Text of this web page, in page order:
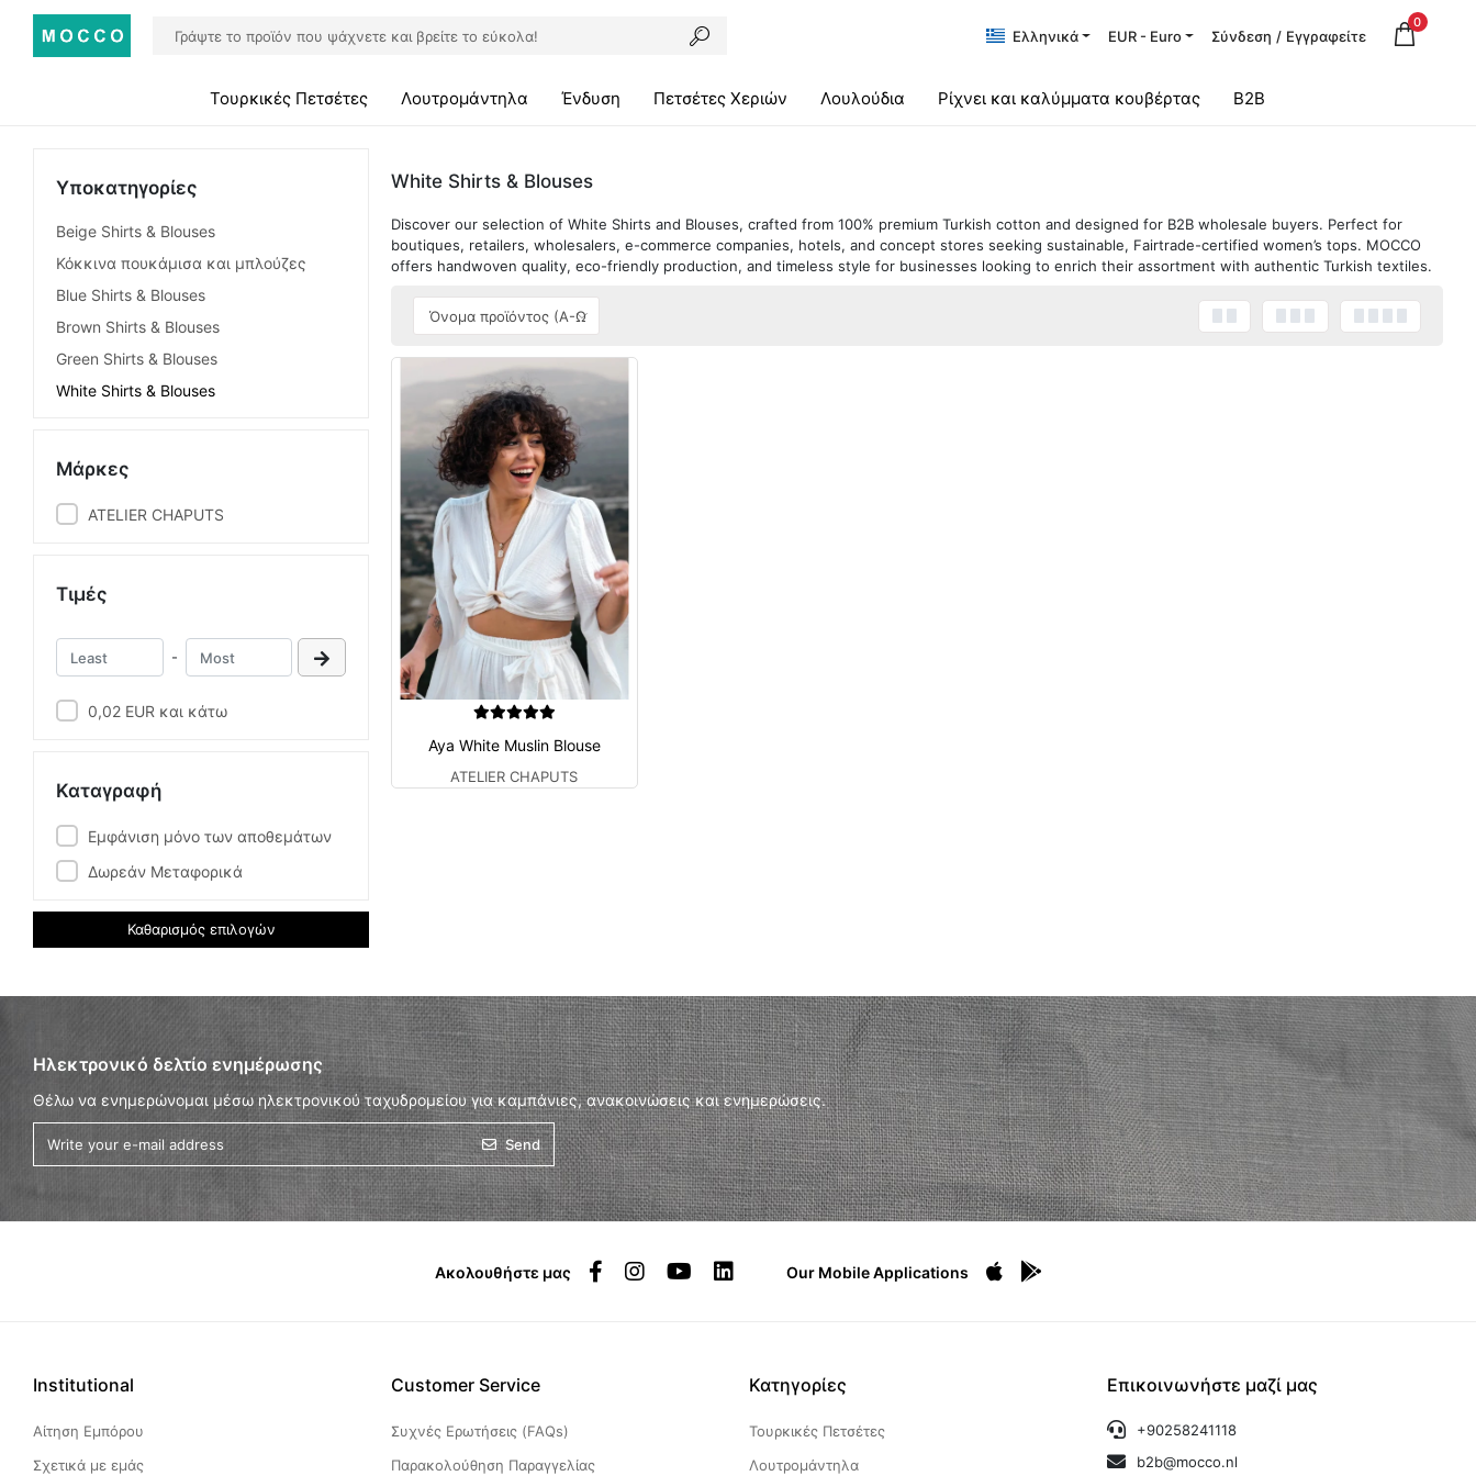
Ελληνικά EUR - Euro Σύνδεση / Εγγραφείτε
0
Τουρκικές Πετσέτες Λουτρομάντηλα Ένδυση Πετσέτες Χεριών Λουλούδια Ρίχνει και καλύμματα κουβέρτας B2B
Υποκατηγορίες
Beige Shirts & Blouses
Κόκκινα πουκάμισα και μπλούζες
Blue Shirts & Blouses
Brown Shirts & Blouses
Green Shirts & Blouses
White Shirts & Blouses
Μάρκες
ATELIER CHAPUTS
Τιμές
-
0,02 EUR και κάτω
Καταγραφή
Εμφάνιση μόνο των αποθεμάτων
Δωρεάν Μεταφορικά
Καθαρισμός επιλογών
White Shirts & Blouses
Discover our selection of White Shirts and Blouses, crafted from 100% premium Turkish cotton and designed for B2B wholesale buyers. Perfect for
boutiques, retailers, wholesalers, e-commerce companies, hotels, and concept stores seeking sustainable, Fairtrade-certified women’s tops. MOCCO
offers handwoven quality, eco-friendly production, and timeless style for businesses looking to enrich their assortment with authentic Turkish textiles.
Aya White Muslin Blouse
ATELIER CHAPUTS
Ηλεκτρονικό δελτίο ενημέρωσης
Θέλω να ενημερώνομαι μέσω ηλεκτρονικού ταχυδρομείου για καμπάνιες, ανακοινώσεις και ενημερώσεις.
Send
Ακολουθήστε μας Our Mobile Applications
Institutional
Αίτηση Εμπόρου
Σχετικά με εμάς
Customer Service
Συχνές Ερωτήσεις (FAQs)
Παρακολούθηση Παραγγελίας
Κατηγορίες
Τουρκικές Πετσέτες
Λουτρομάντηλα
Επικοινωνήστε μαζί μας
+90258241118
b2b@mocco.nl